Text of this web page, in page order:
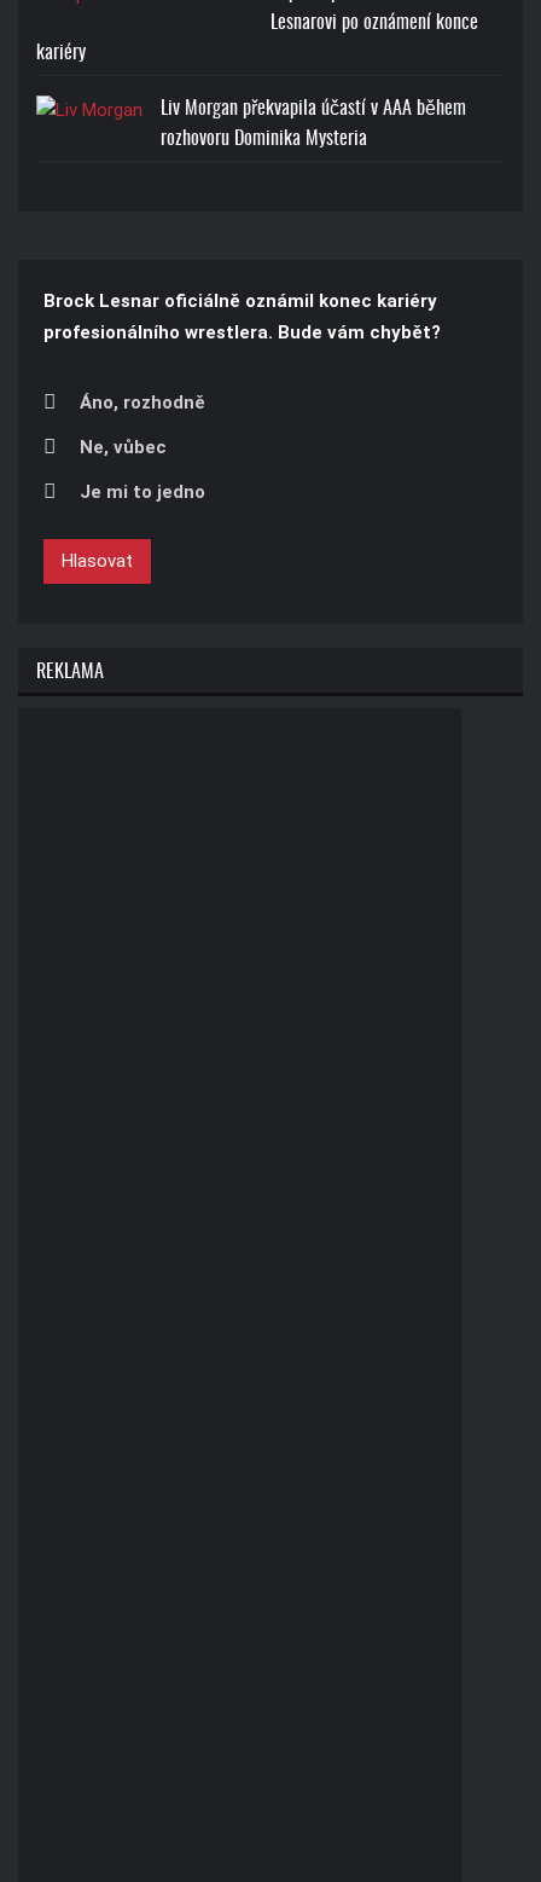
Lesnarovi po oznámení konce
kariéry
Liv Morgan překvapila účastí v AAA během
rozhovoru Dominika Mysteria
Brock Lesnar oficiálně oznámil konec kariéry
profesionálního wrestlera. Bude vám chybět?
Áno, rozhodně
Ne, vůbec
Je mi to jedno
Hlasovat
REKLAMA